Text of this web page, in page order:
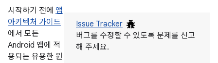
Issue Tracker
버그를 수정할 수 있도록 문제를 신고
해 주세요.
시작하기 전에 앱
아키텍처 가이드
에서 모든
Android 앱에 적
용되는 유용한 원